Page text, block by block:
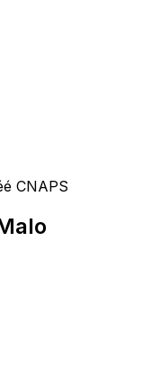
CNAPS